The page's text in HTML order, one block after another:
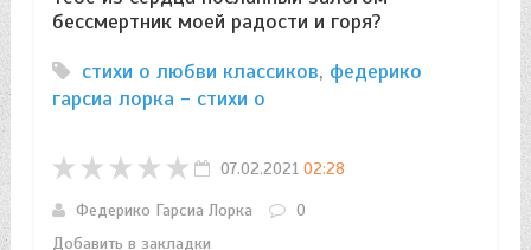
бессмертник моей радости и горя?
стихи о любви классиков, федерико
гарсиа лорка - стихи о
07.02.2021 02:28
Федерико Гарсиа Лорка
0
Добавить в закладки